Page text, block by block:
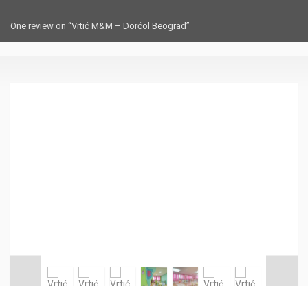
One review on “Vrtić M&M – Dorćol Beograd”